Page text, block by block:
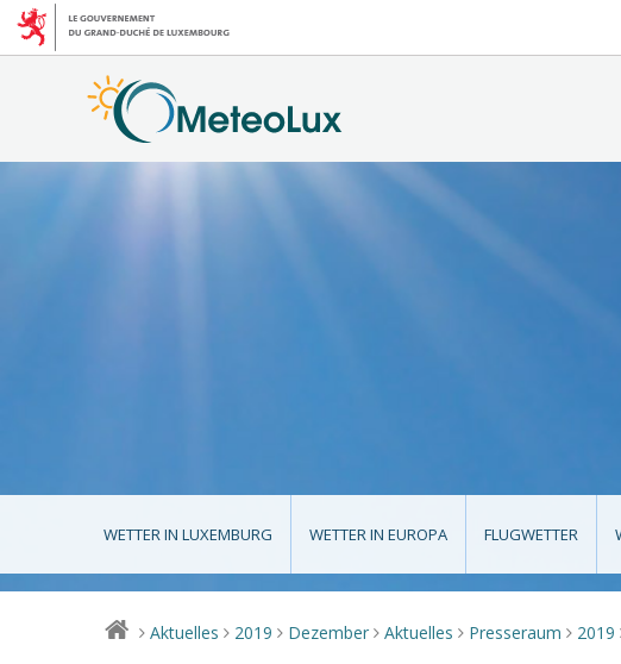
WETTER IN LUXEMBURG WETTER IN EUROPA FLUGWETTER
> Aktuelles > 2019 > Dezember > Aktuelles > Presseraum > 2019